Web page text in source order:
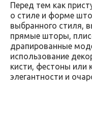
Перед тем как
о стиле и форме
выбранного стиля,
прямые шторы,
драпированные
использование
кисти, фестоны или
элегантности и